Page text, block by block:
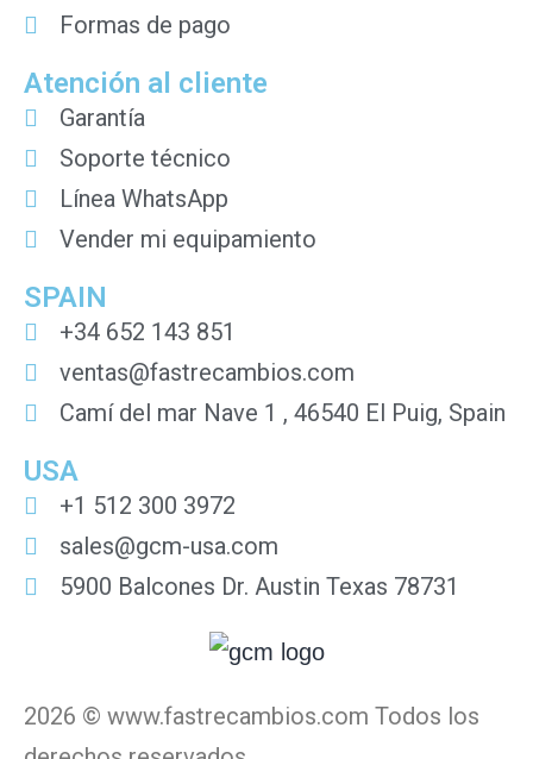
Formas de pago
Atención al cliente
Garantía
Soporte técnico
Línea WhatsApp
Vender mi equipamiento
SPAIN
+34 652 143 851
ventas@fastrecambios.com
Camí del mar Nave 1 , 46540 El Puig, Spain
USA
+1 512 300 3972
sales@gcm-usa.com
5900 Balcones Dr. Austin Texas 78731
2026 © www.fastrecambios.com Todos los